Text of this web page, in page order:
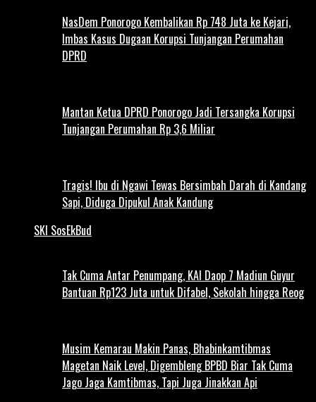
NasDem Ponorogo Kembalikan Rp 748 Juta ke Kejari,
Imbas Kasus Dugaan Korupsi Tunjangan Perumahan
DPRD
Mantan Ketua DPRD Ponorogo Jadi Tersangka Korupsi
Tunjangan Perumahan Rp 3,6 Miliar
Tragis! Ibu di Ngawi Tewas Bersimbah Darah di Kandang
Sapi, Diduga Dipukul Anak Kandung
SKI SosEkBud
Tak Cuma Antar Penumpang, KAI Daop 7 Madiun Guyur
Bantuan Rp123 Juta untuk Difabel, Sekolah hingga Reog
Musim Kemarau Makin Panas, Bhabinkamtibmas
Magetan Naik Level, Digembleng BPBD Biar Tak Cuma
Jago Jaga Kamtibmas, Tapi Juga Jinakkan Api